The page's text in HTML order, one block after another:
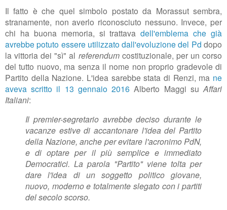
Il fatto è che quel simbolo postato da Morassut sembra,
stranamente, non averlo riconosciuto nessuno. Invece, per
chi ha buona memoria, si trattavadell'emblema che già
avrebbe potuto essere utilizzato dall'evoluzione del Pd dopo
la vittoria dei "sì" al referendum costituzionale, per un corso
del tutto nuovo, ma senza il nome non proprio gradevole di
Partito della Nazione. L'idea sarebbe stata di Renzi, ma ne
aveva scritto il 13 gennaio 2016 Alberto Maggi suAffari
Italiani:
Il premier-segretario avrebbe deciso durante le
vacanze estive di accantonare l'idea del Partito
della Nazione, anche per evitare l'acronimo PdN,
e di optare per il più semplice e immediato
Democratici. La parola "Partito" viene tolta per
dare l'idea di un soggetto politico giovane,
nuovo, moderno e totalmente slegato con i partiti
del secolo scorso.